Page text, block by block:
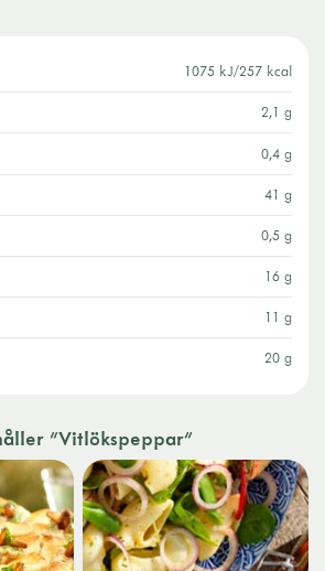
1075 kJ/257 kcal
2,1 g
0,4 g
41 g
0,5 g
16 g
11 g
20 g
"Vitlökspeppar"